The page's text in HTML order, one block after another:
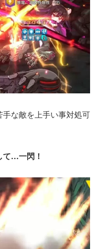
な敵を上手い事対処可
て…一閃！